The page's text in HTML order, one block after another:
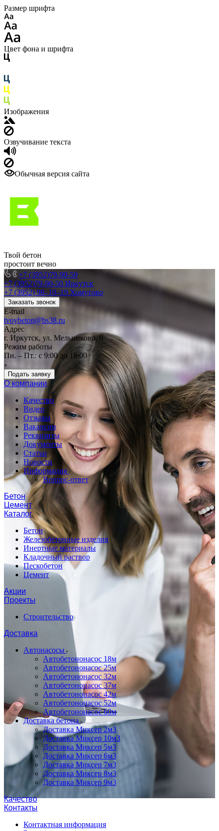
Размер шрифта
Цвет фона и шрифта
Изображения
Озвучивание текста
Обычная версия сайта
Твой бетон
простоит вечно
+7 (3952)79-90-50
+7 (3952)79-90-50 Иркутск
+7 (3952) 98‒19‒19 Хомутово
Заказать звонок
E-mail
tvoybeton@bs38.ru
Адрес
г. Иркутск, ул. Мельниково, 9
Режим работы
Пн. – Пт.: с 9:00 до 18:00
Подать заявку
О компании
Качество
Видео
Отзывы
Вакансии
Реквизиты
Документы
Статьи
Новости
Информация
Вопрос-ответ
Бетон
Цемент
Каталог
Бетон
Железобетонные изделия
Инертные материалы
Кладочный раствор
Пескобетон
Цемент
Акции
Проекты
Строительство
Доставка
Автонасосы
Автобетононасос 18м
Автобетононасос 25м
Автобетононасос 32м
Автобетононасос 37м
Автобетононасос 42м
Автобетононасос 52м
Автобетононасос 60м
Доставка бетона
Доставка Миксер 2м3
Доставка Миксер 10м3
Доставка Миксер 5м3
Доставка Миксер 6м3
Доставка Миксер 7м3
Доставка Миксер 8м3
Доставка Миксер 9м3
Качество
Контакты
Контактная информация